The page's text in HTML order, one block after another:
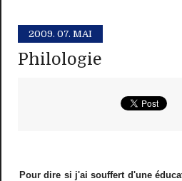
2009. 07. MAI
Philologie
Pour dire si j'ai souffert d'une